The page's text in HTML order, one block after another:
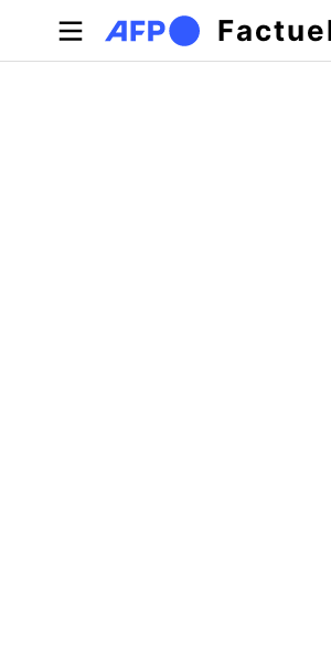
Aller au contenu principal
Onglets